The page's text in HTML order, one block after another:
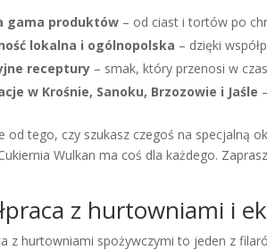
gama produktów – od ciast i tortów po
lokalna i ogólnopolska – dzięki
receptury – smak, który przenosi w
w Krośnie, Sanoku, Brzozowie i Jaśle
od tego, czy szukasz czegoś na specjalną
Wulkan ma coś dla każdego.
z hurtowniami i
z hurtowniami spożywczymi to jeden z